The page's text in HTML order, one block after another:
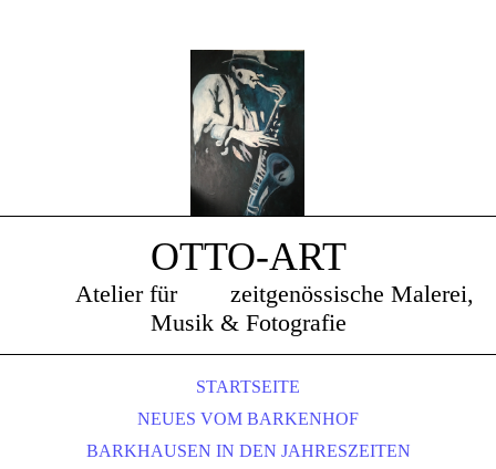
OTTO-ART
Atelier für zeitgenössische Malerei,
Musik & Fotografie
STARTSEITE
NEUES VOM BARKENHOF
BARKHAUSEN IN DEN JAHRESZEITEN